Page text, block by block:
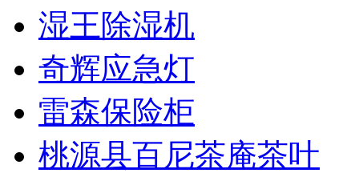
湿王除湿机
奇辉应急灯
雷森保险柜
桃源县百尼茶庵茶叶